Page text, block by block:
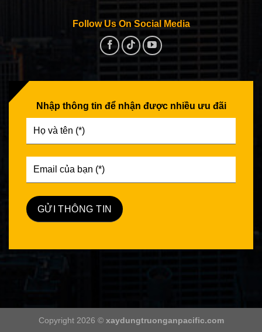
Follow Us On Social Media
Nhập thông tin để nhận được nhiều ưu đãi
Copyright 2026 © xaydungtruonganpacific.com